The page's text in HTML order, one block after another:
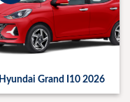
Hyundai Grand I10 2026